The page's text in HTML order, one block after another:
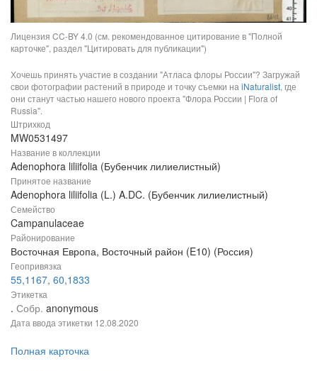
Лицензия CC-BY 4.0 (см. рекомендованное цитирование в "Полной
карточке", раздел "Цитировать для публикации")
Хочешь принять участие в создании "Атласа флоры России"? Загружай
свои фотографии растений в природе и точку съемки на iNaturalist, где
они станут частью нашего нового проекта "Флора России | Flora of
Russia".
Штрихкод
MW0531497
Название в коллекции
Adenophora liliifolia (Бубенчик лилиелистный)
Принятое название
Adenophora liliifolia (L.) A.DC. (Бубенчик лилиелистный)
Семейство
Campanulaceae
Районирование
Восточная Европа, Восточный район (E10) (Россия)
Геопривязка
55,1167, 60,1833
Этикетка
. Собр. anonymous
Дата ввода этикетки 12.08.2020
Полная карточка